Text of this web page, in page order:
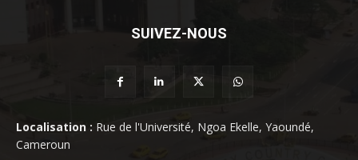
SUIVEZ-NOUS
Localisation : Rue de l'Université, Ngoa Ekelle, Yaoundé,
Cameroun